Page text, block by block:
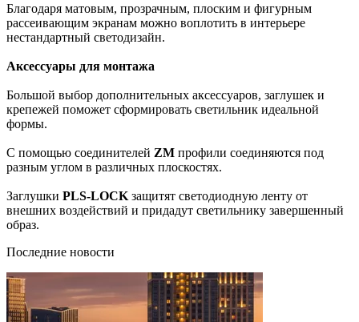
Благодаря матовым, прозрачным, плоским и фигурным
рассеивающим экранам можно воплотить в интерьере
нестандартный светодизайн.
Аксессуары для монтажа
Большой выбор дополнительных аксессуаров, заглушек и
крепежей поможет сформировать светильник идеальной
формы.
С помощью соединителей ZM профили соединяются под
разным углом в различных плоскостях.
Заглушки PLS-LOCK защитят светодиодную ленту от
внешних воздействий и придадут светильнику завершенный
образ.
Последние новости